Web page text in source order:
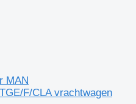
MAN
F/CLA vrachtwagen